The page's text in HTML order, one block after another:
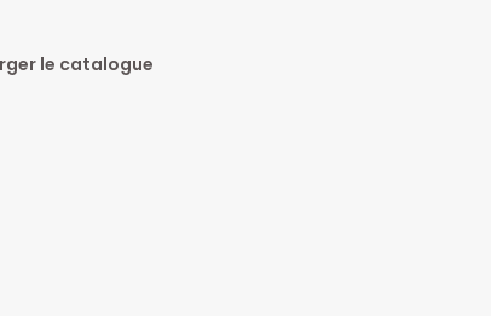
le catalogue